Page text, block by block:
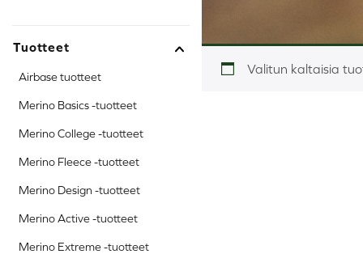
Tuotteet
Airbase tuotteet
Merino Basics -tuotteet
Merino College -tuotteet
Merino Fleece -tuotteet
Merino Design -tuotteet
Merino Active -tuotteet
Merino Extreme -tuotteet
Valitun kaltaisia